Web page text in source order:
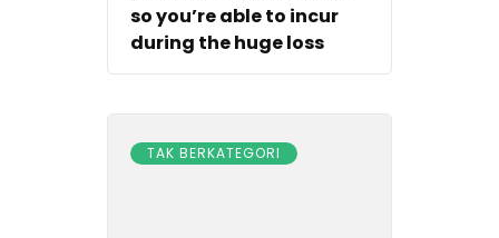
so you’re able to incur
during the huge loss
TAK BERKATEGORI